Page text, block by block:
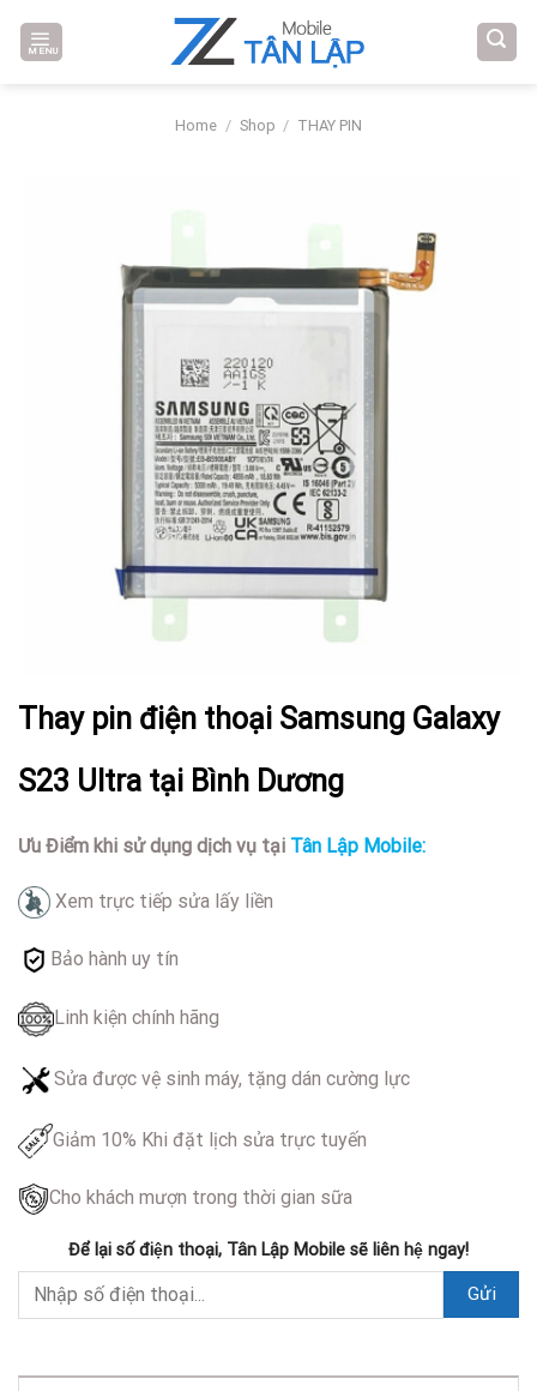
MENU
Home / Shop / THAY PIN
Thay pin điện thoại Samsung Galaxy
S23 Ultra tại Bình Dương
Ưu Điểm khi sử dụng dịch vụ tại Tân Lập Mobile:
Xem trực tiếp sửa lấy liền
Bảo hành uy tín
Linh kiện chính hãng
Sửa được vệ sinh máy, tặng dán cường lực
Giảm 10% Khi đặt lịch sửa trực tuyến
Cho khách mượn trong thời gian sữa
Để lại số điện thoại, Tân Lập Mobile sẽ liên hệ ngay!